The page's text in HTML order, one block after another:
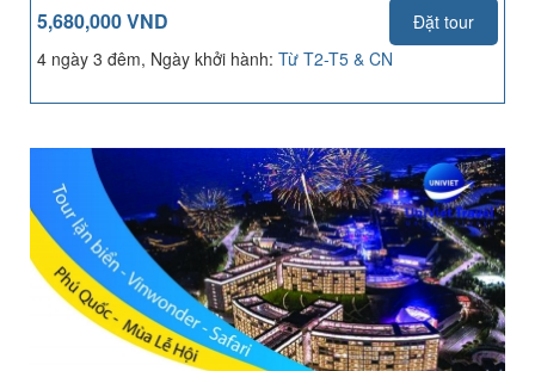
5,680,000 VND
Đặt tour
4 ngày 3 đêm, Ngày khởi hành: Từ T2-T5 & CN